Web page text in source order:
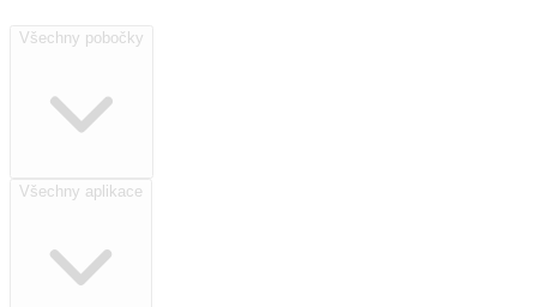
Všechny pobočky
Všechny aplikace